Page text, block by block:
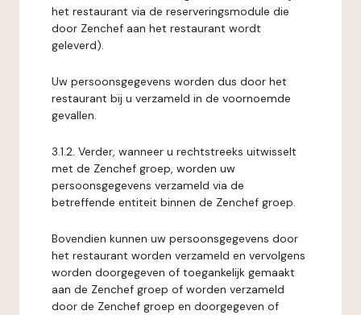
het restaurant via de reserveringsmodule die
door Zenchef aan het restaurant wordt
geleverd).
Uw persoonsgegevens worden dus door het
restaurant bij u verzameld in de voornoemde
gevallen.
3.1.2. Verder, wanneer u rechtstreeks uitwisselt
met de Zenchef groep, worden uw
persoonsgegevens verzameld via de
betreffende entiteit binnen de Zenchef groep.
Bovendien kunnen uw persoonsgegevens door
het restaurant worden verzameld en vervolgens
worden doorgegeven of toegankelijk gemaakt
aan de Zenchef groep of worden verzameld
door de Zenchef groep en doorgegeven of